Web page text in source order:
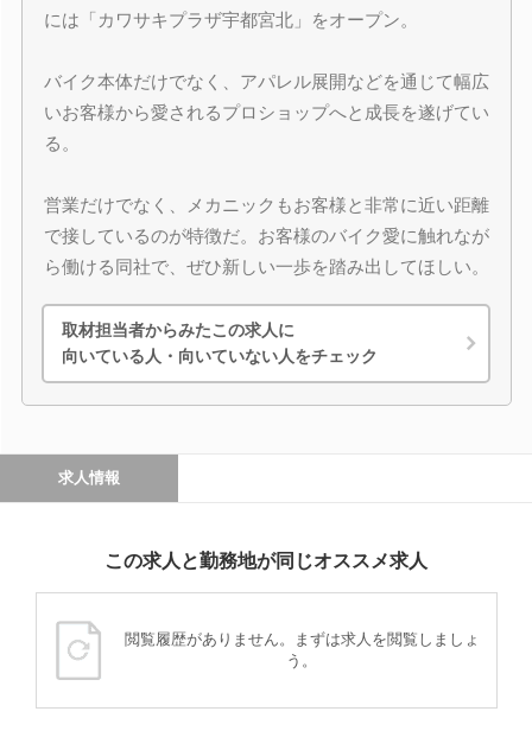
には「カワサキプラザ宇都宮北」をオープン。
バイク本体だけでなく、アパレル展開などを通じて幅広
いお客様から愛されるプロショップへと成長を遂げてい
る。
営業だけでなく、メカニックもお客様と非常に近い距離
で接しているのが特徴だ。お客様のバイク愛に触れなが
ら働ける同社で、ぜひ新しい一歩を踏み出してほしい。
取材担当者からみたこの求人に
向いている人・向いていない人をチェック
求人情報
この求人と勤務地が同じオススメ求人
閲覧履歴がありません。まずは求人を閲覧しましょ
う。